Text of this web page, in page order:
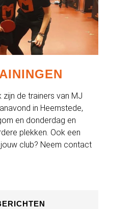
de trainers van MJ
in Heemstede,
en donderdag en
plekken. Ook een
club? Neem contact